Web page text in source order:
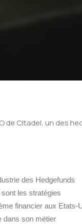
de Citadel, un des
des Hedgefunds
les stratégies
financier aux Etats-
dans son métier